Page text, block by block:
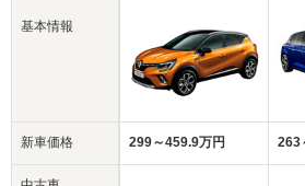
基本情報
新車価格 299～459.9万円 263